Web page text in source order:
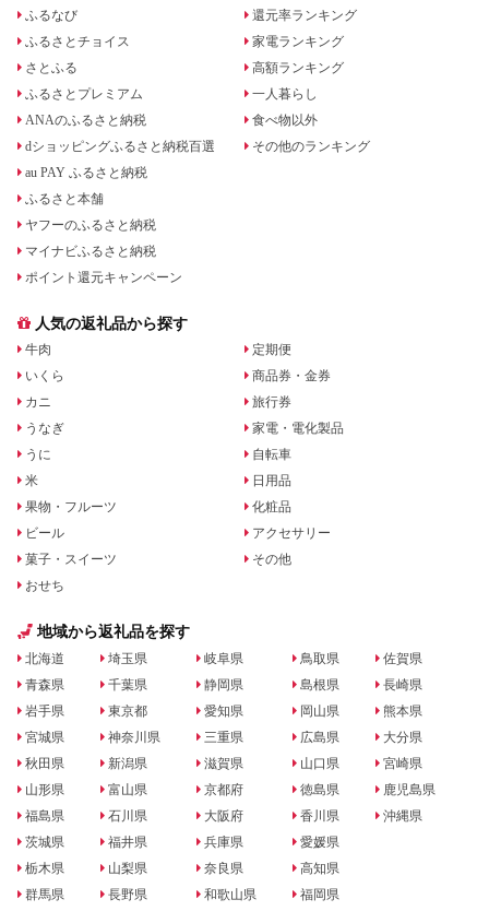
ふるなび
ふるさとチョイス
さとふる
ふるさとプレミアム
ANAのふるさと納税
dショッピングふるさと納税百選
au PAY ふるさと納税
ふるさと本舗
ヤフーのふるさと納税
マイナビふるさと納税
ポイント還元キャンペーン
還元率ランキング
家電ランキング
高額ランキング
一人暮らし
食べ物以外
その他のランキング
人気の返礼品から探す
牛肉
いくら
カニ
うなぎ
うに
米
果物・フルーツ
ビール
菓子・スイーツ
おせち
定期便
商品券・金券
旅行券
家電・電化製品
自転車
日用品
化粧品
アクセサリー
その他
地域から返礼品を探す
北海道
青森県
岩手県
宮城県
秋田県
山形県
福島県
茨城県
栃木県
群馬県
埼玉県
千葉県
東京都
神奈川県
新潟県
富山県
石川県
福井県
山梨県
長野県
岐阜県
静岡県
愛知県
三重県
滋賀県
京都府
大阪府
兵庫県
奈良県
和歌山県
鳥取県
島根県
岡山県
広島県
山口県
徳島県
香川県
愛媛県
高知県
福岡県
佐賀県
長崎県
熊本県
大分県
宮崎県
鹿児島県
沖縄県